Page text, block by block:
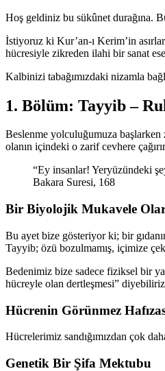
Hoş geldiniz bu sükûnet durağına.
İstiyoruz ki Kur’an-ı Kerim’in
hücresiyle zikreden ilahi bir sanat
Kalbinizi tabağımızdaki nizamla
1. Bölüm: Tayyib –
Beslenme yolculuğumuza
olanın içindeki o zarif cevhere
“Ey insanlar! Yeryüzündeki
Bakara Suresi, 168
Bir Biyolojik Mukavele
Bu ayet bize gösteriyor ki; bir
Tayyib; özü bozulmamış, içimize
Bedenimiz bize sadece fiziksel bir
hücreyle olan dertleşmesi”
Hücrenin Görünmez
Hücrelerimiz sandığımızdan çok
Genetik Bir Şifa Mektubu